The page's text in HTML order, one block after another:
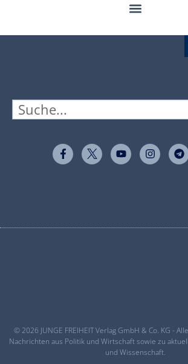
© 2026 JUNGE FREIHEIT Verlag GmbH & Co. KG -
Nachrichten aus Politik und Wirtschaft sowie zu
und Wissenschaft.